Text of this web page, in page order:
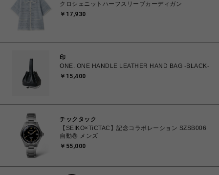
クロシェニットハーフスリーブカーディガン
￥17,930
印
ONE. ONE HANDLE LEATHER HAND BAG -BLACK-
￥15,400
チックタック
【SEIKO×TiCTAC】記念コラボレーション SZSB006
自動巻 メンズ
￥55,000